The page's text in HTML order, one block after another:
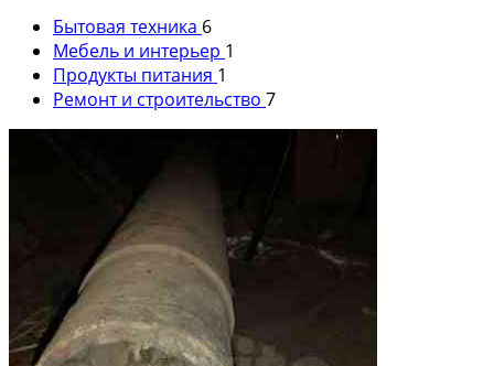
Бытовая техника 6
Мебель и интерьер 1
Продукты питания 1
Ремонт и строительство 7